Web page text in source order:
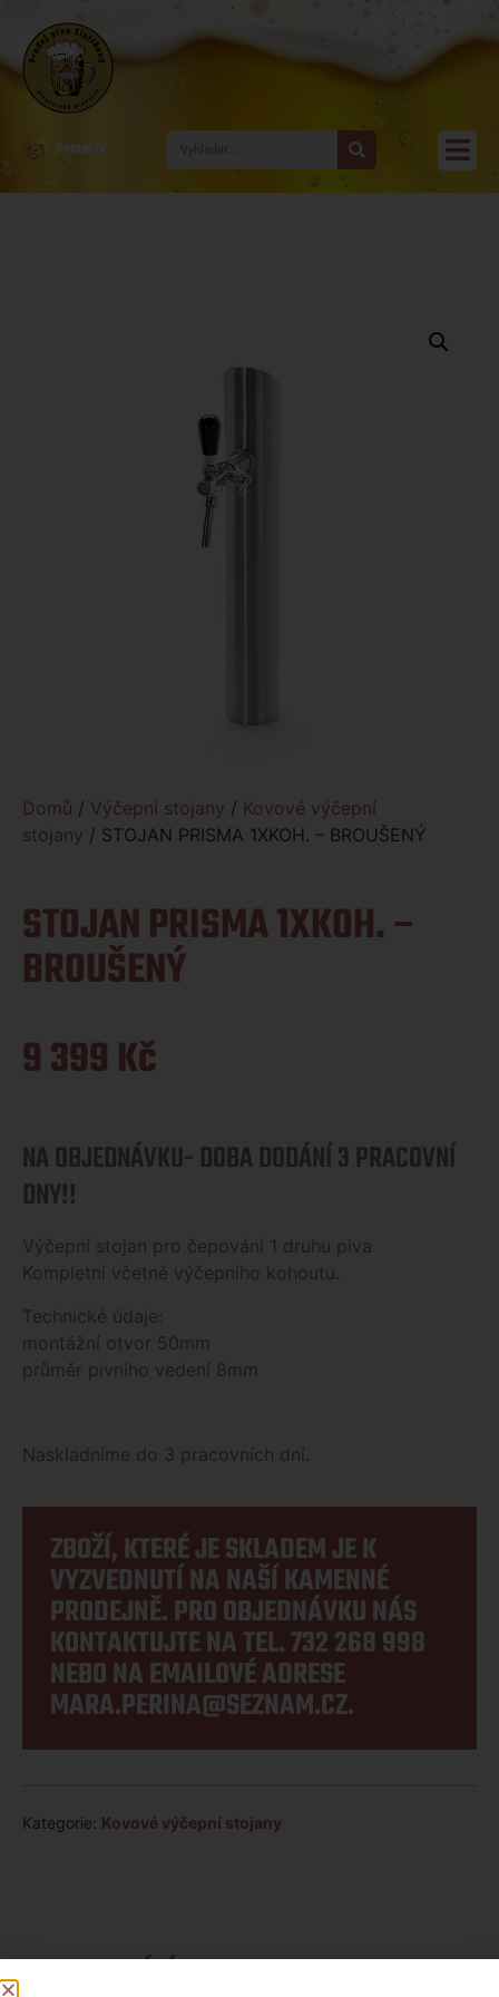
Kontakty
Domů / Výčepní stojany / Kovové výčepní
stojany / STOJAN PRISMA 1XKOH. – BROUŠENÝ
STOJAN PRISMA 1XKOH. –
BROUŠENÝ
9 399Kč
NA OBJEDNÁVKU- DOBA DODÁNÍ 3 PRACOVNÍ
DNY!!
Výčepní stojan pro čepování 1 druhu piva
Kompletní včetně výčepního kohoutu.
Technické údaje:
montážní otvor 50mm
průměr pivního vedení 8mm
Naskladníme do 3 pracovních dní.
ZBOŽÍ, KTERÉ JE SKLADEM JE K
VYZVEDNUTÍ NA NAŠÍ KAMENNÉ
PRODEJNĚ. PRO OBJEDNÁVKU NÁS
KONTAKTUJTE NA TEL.732 268 998
NEBO NA EMAILOVÉ ADRESE
MARA.PERINA@SEZNAM.CZ.
Kategorie: Kovové výčepní stojany
SOUVISEJÍCÍ PRODUKTY